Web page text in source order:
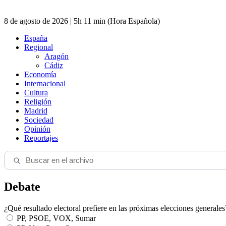
8 de agosto de 2026 | 5h 11 min (Hora Española)
España
Regional
Aragón
Cádiz
Economía
Internacional
Cultura
Religión
Madrid
Sociedad
Opinión
Reportajes
Debate
¿Qué resultado electoral prefiere en las próximas elecciones
PP, PSOE, VOX, Sumar